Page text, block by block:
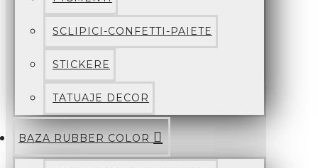
SCLIPICI-CONFETTI-PAIETE
STICKERE
TATUAJE DECOR
BAZA RUBBER COLOR